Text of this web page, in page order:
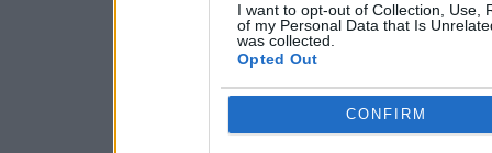
I want to opt-out of Collection, Use,
of my Personal Data that Is
was collected.
Opted Out
CONFIRM